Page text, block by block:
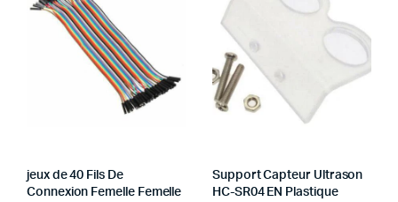
jeux de 40 Fils De
Connexion Femelle Femelle
Support Capteur Ultrason
HC-SR04 EN Plastique